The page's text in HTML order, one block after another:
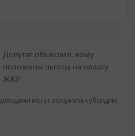
Депутат объяснил, кому
положены льготы на оплату
ЖКУ
могут оформить субсидию